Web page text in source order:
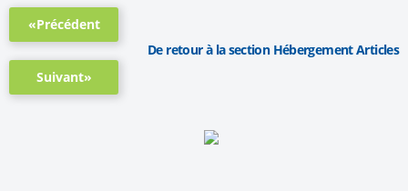
«Précédent
Suivant»
De retour à la section Hébergement Articles